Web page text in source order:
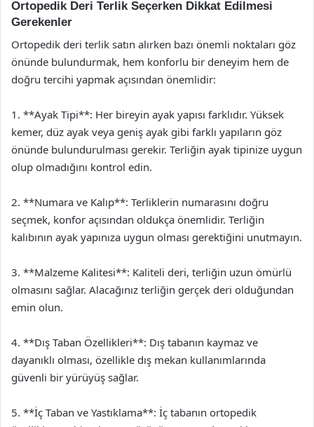
Ortopedik Deri Terlik Seçerken Dikkat Edilmesi
Gerekenler
Ortopedik deri terlik satın alırken bazı önemli noktaları göz
önünde bulundurmak, hem konforlu bir deneyim hem de
doğru tercihi yapmak açısından önemlidir:
1. **Ayak Tipi**: Her bireyin ayak yapısı farklıdır. Yüksek
kemer, düz ayak veya geniş ayak gibi farklı yapıların göz
önünde bulundurulması gerekir. Terliğin ayak tipinize uygun
olup olmadığını kontrol edin.
2. **Numara ve Kalıp**: Terliklerin numarasını doğru
seçmek, konfor açısından oldukça önemlidir. Terliğin
kalıbının ayak yapınıza uygun olması gerektiğini unutmayın.
3. **Malzeme Kalitesi**: Kaliteli deri, terliğin uzun ömürlü
olmasını sağlar. Alacağınız terliğin gerçek deri olduğundan
emin olun.
4. **Dış Taban Özellikleri**: Dış tabanın kaymaz ve
dayanıklı olması, özellikle dış mekan kullanımlarında
güvenli bir yürüyüş sağlar.
5. **İç Taban ve Yastıklama**: İç tabanın ortopedik